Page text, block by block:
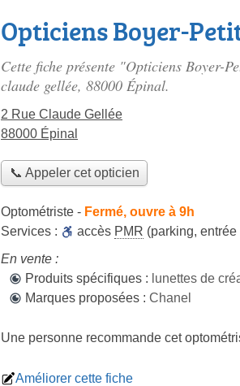
Opticiens Boyer-
Cette fiche présente "Opticiens Boyer-
claude gellée, 88000 Épinal.
2 Rue Claude Gellée
88000 Épinal
📞 Appeler cet opticien
Optométriste - Fermé, ouvre à 9h
Services :
accès PMR (parking,
En vente :
Produits spécifiques : lunettes de
Marques proposées : Chanel
Une personne recommande cet
Améliorer cette fiche